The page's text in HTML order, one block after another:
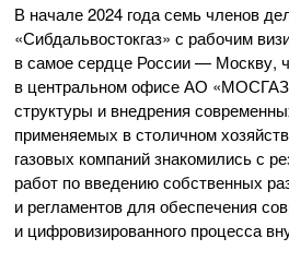
В начале 2024 года семь членов
«Сибдальвостокгаз» с рабочим
в самое сердце России — Москву,
в центральном офисеАО
структуры и внедрения
применяемых в столичном
газовых компаний знакомились с
работ по введению собственных
и регламентов для обеспечения
и цифровизированного процесса